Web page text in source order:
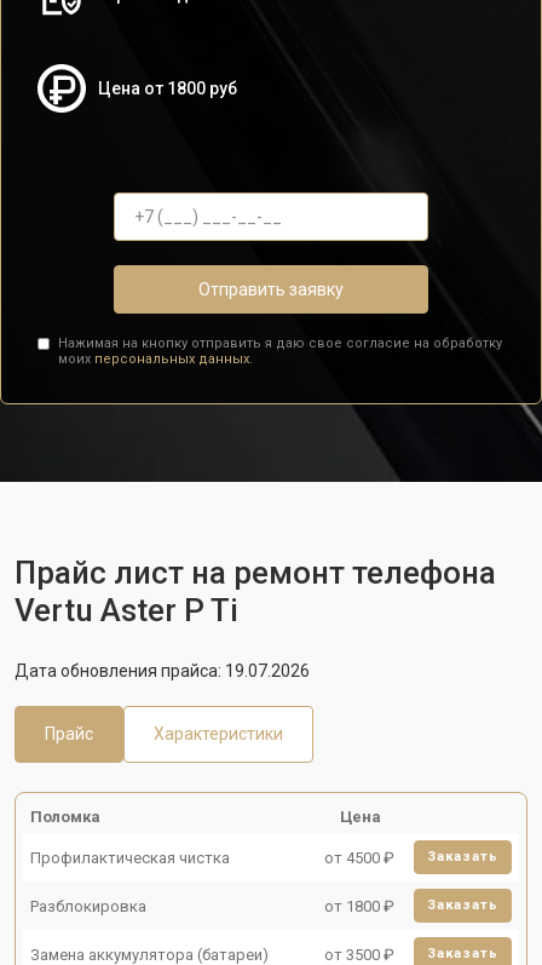
Цена от 1800 руб
Отправить заявку
Нажимая на кнопку отправить я даю свое согласие на обработку
моих персональных данных.
Прайс лист на ремонт телефона
Vertu Aster P Ti
Дата обновления прайса: 19.07.2026
Прайс Характеристики
Поломка Цена
Профилактическая чистка от 4500 ₽ Заказать
Разблокировка от 1800 ₽ Заказать
Замена аккумулятора (батареи) от 3500 ₽ Заказать